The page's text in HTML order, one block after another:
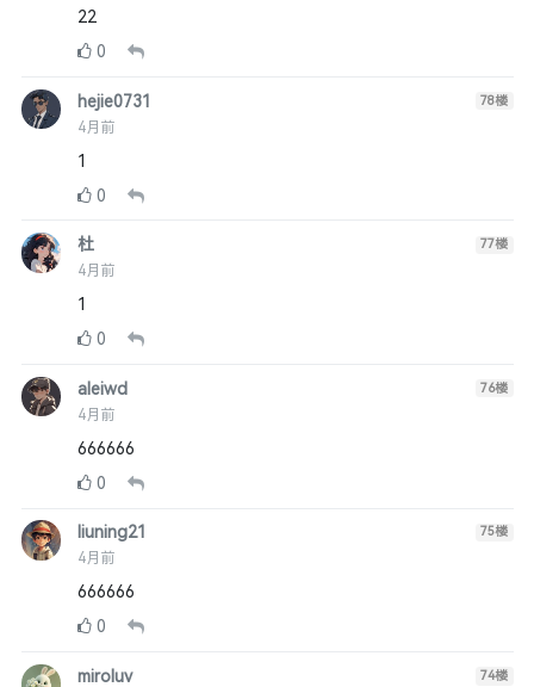
22
0
hejie0731
4月前
78楼
1
0
杜
4月前
77楼
1
0
aleiwd
4月前
76楼
666666
0
liuning21
4月前
75楼
666666
0
miroluv 74楼